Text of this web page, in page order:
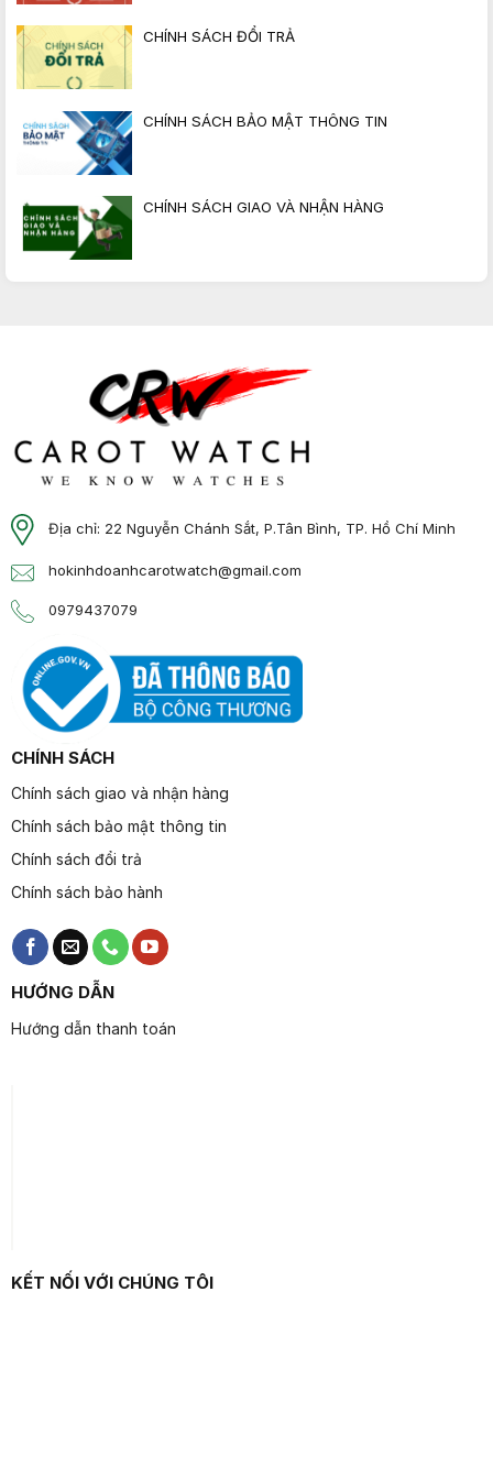
CHÍNH SÁCH ĐỔI TRẢ
CHÍNH SÁCH BẢO MẬT THÔNG TIN
CHÍNH SÁCH GIAO VÀ NHẬN HÀNG
Địa chỉ: 22 Nguyễn Chánh Sắt, P.Tân Bình, TP. Hồ Chí Minh
hokinhdoanhcarotwatch@gmail.com
0979437079
CHÍNH SÁCH
Chính sách giao và nhận hàng
Chính sách bảo mật thông tin
Chính sách đổi trả
Chính sách bảo hành
HƯỚNG DẪN
Hướng dẫn thanh toán
KẾT NỐI VỚI CHÚNG TÔI